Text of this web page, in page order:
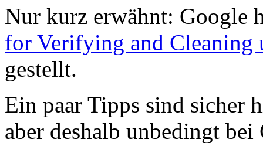
Nur kurz erwähnt: Google
for Verifying and Cleaning
gestellt.
Ein paar Tipps sind sicher
aber deshalb unbedingt